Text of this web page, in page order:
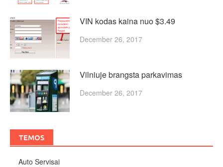
VIN kodas kaina nuo $3.49
December 26, 2017
Vilniuje brangsta parkavimas
December 26, 2017
TEMOS
Auto Servisai